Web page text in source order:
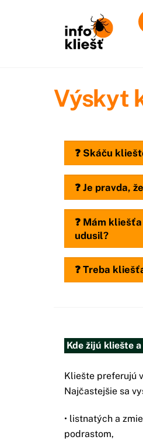
Výskyt
❓ Skáču
❓ Je pravda,
❓ Mám
udusil?
❓ Treba
Kde žijú kliešte
Kliešte preferujú
Najčastejšie sa
• listnatých a
podrastom,